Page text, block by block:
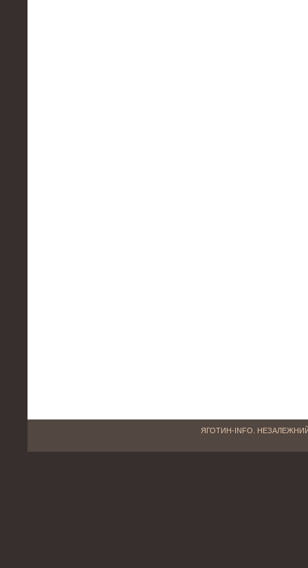
ЯГОТИН-INFO.